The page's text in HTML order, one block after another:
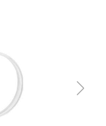
Rengjøring & Vedlikehold